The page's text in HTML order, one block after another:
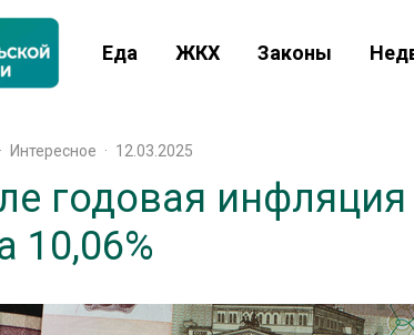
Еда ЖКХ Законы
· Интересное · 12.03.2025
годовая
10,06%